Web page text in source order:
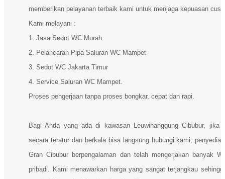
memberikan pelayanan terbaik kami untuk menjaga kepuasan
Kami melayani :
1. Jasa Sedot WC Murah
2. Pelancaran Pipa Saluran WC Mampet
3. Sedot WC Jakarta Timur
4. Service Saluran WC Mampet.
Proses pengerjaan tanpa proses bongkar, cepat dan rapi.
Bagi Anda yang ada di kawasan Leuwinanggung Cibubur, jika
secara teratur dan berkala bisa langsung hubungi kami,
Gran Cibubur berpengalaman dan telah mengerjakan banyak
pribadi. Kami menawarkan harga yang sangat terjangkau